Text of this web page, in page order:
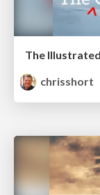
The
chrisshort